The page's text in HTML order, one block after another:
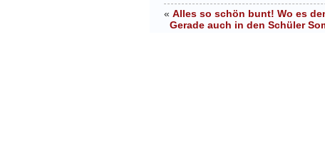
« Alles so schön bunt! Wo es
Gerade auch in den Schüler